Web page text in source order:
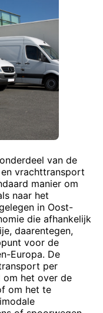
van de
vrachttransport
manier om
naar het
in Oost-
die afhankelijk
daarentegen,
voor de
Europa. De
per
om het over de
om het te